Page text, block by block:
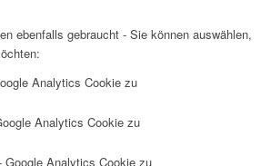
ebenfalls gebraucht - Sie können auswählen,
Analytics Cookie zu
Analytics Cookie zu
Google Analytics Cookie zu